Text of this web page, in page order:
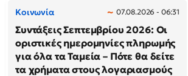
Κοινωνία 07.08.2026 - 06:31
Συντάξεις Σεπτεμβρίου 2026: Οι
οριστικές ημερομηνίες πληρωμής
για όλα τα Ταμεία – Πότε θα δείτε
τα χρήματα στους λογαριασμούς